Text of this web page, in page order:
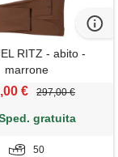
RITZ - abito -
marrone
€ 297,00 €
gratuita
50